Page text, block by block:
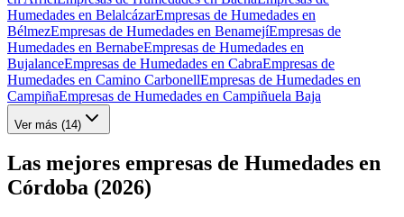
Humedades en BelalcázarEmpresas de Humedades en
BélmezEmpresas de Humedades en BenamejíEmpresas de
Humedades en BernabeEmpresas de Humedades en
BujalanceEmpresas de Humedades en CabraEmpresas de
Humedades en Camino CarbonellEmpresas de Humedades en
CampiñaEmpresas de Humedades en Campiñuela Baja
Ver más (14)
Las mejores empresas de Humedades en
Córdoba (2026)